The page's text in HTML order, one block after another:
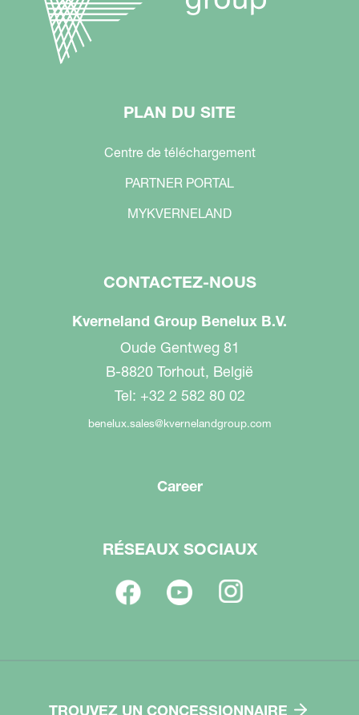
PLAN DU SITE
Centre de téléchargement
PARTNER PORTAL
MYKVERNELAND
CONTACTEZ-NOUS
Kverneland Group Benelux B.V.
Oude Gentweg 81
B-8820 Torhout, België
Tel: +32 2 582 80 02
benelux.sales@kvernelandgroup.com
Career
RÉSEAUX SOCIAUX
TROUVEZ UN CONCESSIONNAIRE